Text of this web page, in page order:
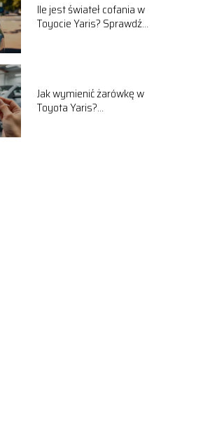
Ile jest świateł cofania w
Toyocie Yaris? Sprawdź
Jak wymienić żarówkę w
Toyota Yaris?